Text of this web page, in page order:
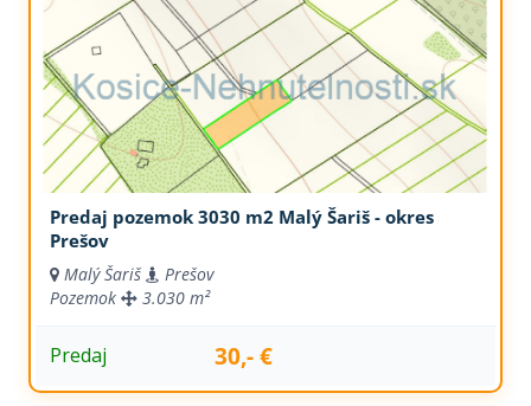
Predaj pozemok 3030 m2 Malý Šariš - okres
Prešov
Malý Šariš
Prešov
Pozemok
3.030 m²
Predaj 30,- €